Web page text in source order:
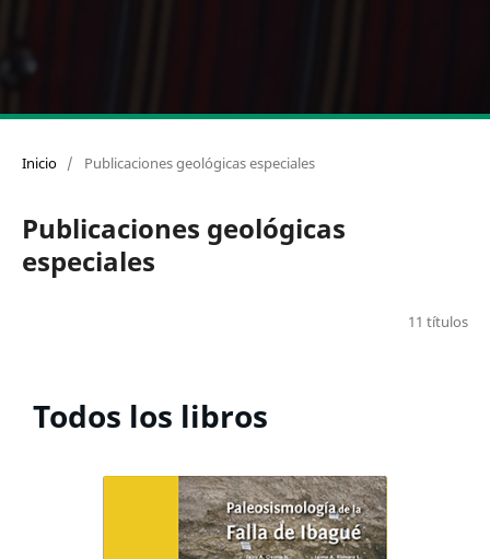
Inicio / Publicaciones geológicas especiales
Publicaciones geológicas
especiales
11 títulos
Todos los libros